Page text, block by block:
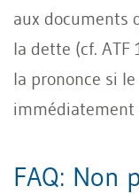
aux documents
la dette (cf. ATF
la prononce si
immédiatement
FAQ: Non